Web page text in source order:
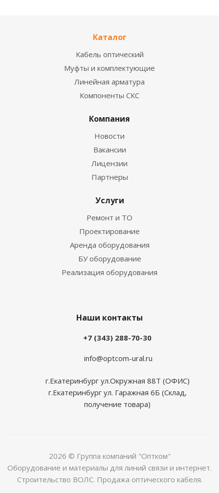
Каталог
Кабель оптический
Муфты и комплектующие
Линейная арматура
Компоненты СКС
Компания
Новости
Вакансии
Лицензии
Партнеры
Услуги
Ремонт и ТО
Проектирование
Аренда оборудования
БУ оборудование
Реализация оборудования
Наши контакты
+7 (343) 288-70-30
info@optcom-ural.ru
г.Екатеринбург ул.Окружная 88Т (ОФИС)
г.Екатеринбург ул. Гаражная 6Б (Склад,
получение товара)
2026 © Группа компаний "Оптком"
Оборудование и материалы для линий связи и интернет.
Строительство ВОЛС. Продажа оптического кабеля.